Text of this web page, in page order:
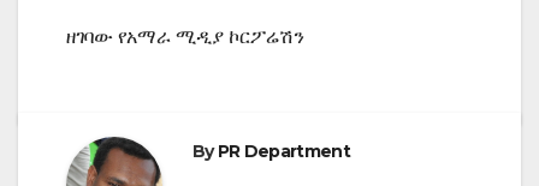
ዘገባው የአማራ ሚዲያ ኮርፖሬሽን
ByPR Department